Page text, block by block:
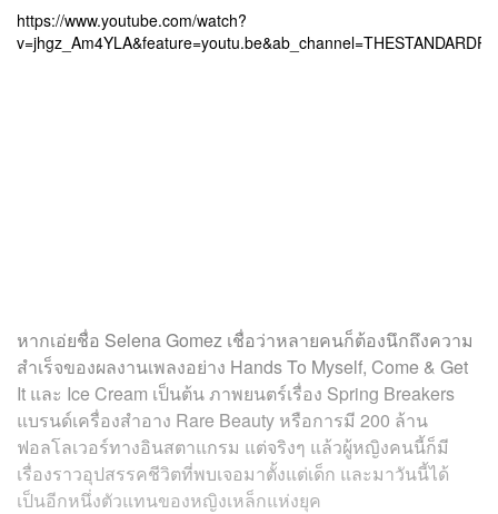
https://www.youtube.com/watch?
หากเอ่ยชื่อ Selena Gomez เชื่อว่าหลายคนก็ต้องนึกถึงความ
สำเร็จของผลงานเพลงอย่าง Hands To Myself, Come & Get
It และ Ice Cream เป็นต้น ภาพยนตร์เรื่อง Spring Breakers
แบรนด์เครื่องสำอาง Rare Beauty หรือการมี 200 ล้าน
ฟอลโลเวอร์ทางอินสตาแกรม แต่จริงๆ แล้วผู้หญิงคนนี้ก็มี
เรื่องราวอุปสรรคชีวิตที่พบเจอมาตั้งแต่เด็ก และมาวันนี้ได้
เป็นอีกหนึ่งตัวแทนของหญิงเหล็กแห่งยุค